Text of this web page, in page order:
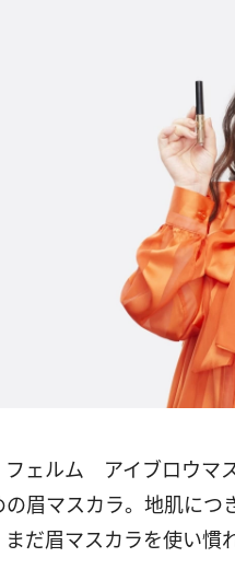
ェルム アイブロウマ
の眉マスカラ。地肌に
だ眉マスカラを使い慣